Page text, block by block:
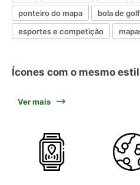
ponteiro do mapa
bola de
esportes e competição
Ícones com o mesmo
Ver mais